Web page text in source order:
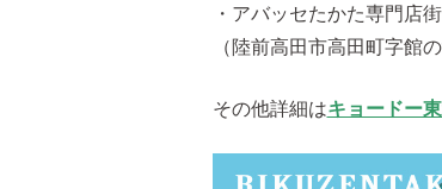
・アバッセたかた専門店
（陸前高田市高田町字館
その他詳細はキョードー